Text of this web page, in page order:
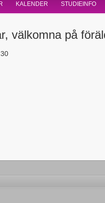
KALENDER STUDIEINFO
välkomna på